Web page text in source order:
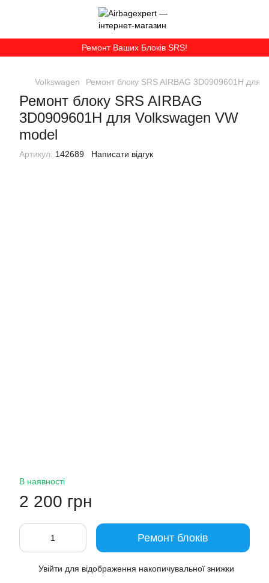
Ремонт Ваших Блоків SRS!
Volkswagen Ремонт блоку SRS AIRBAG 3D0909601H для
Ремонт блоку SRS AIRBAG
3D0909601H для Volkswagen VW
model
Артикул: 142689 Написати відгук
В наявності
2 200 грн
Ремонт блоків
Увійти для відображення накопичувальної знижки